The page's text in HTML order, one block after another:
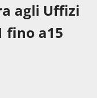
agli Uffizi
fino a15